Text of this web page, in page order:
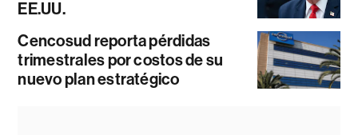
EE.UU.
Cencosud reporta pérdidas
trimestrales por costos de su
nuevo plan estratégico